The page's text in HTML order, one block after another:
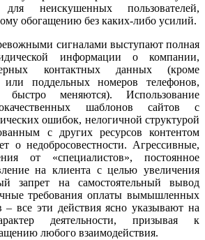
неискушенных пользователей,
обогащению без каких-либо усилий.
сигналами выступают полная
информации о компании,
контактных данных (кроме
или поддельных номеров телефонов,
меняются). Использование
шаблонов сайтов с
ошибок, нелогичной структурой
с других ресурсов контентом
о недобросовестности. Агрессивные,
от «специалистов», постоянное
на клиента с целью увеличения
запрет на самостоятельный вывод
требования оплаты вымышленных
все эти действия ясно указывают на
деятельности, призывая к
любого взаимодействия.